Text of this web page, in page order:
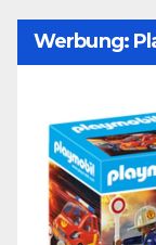
Werbung: